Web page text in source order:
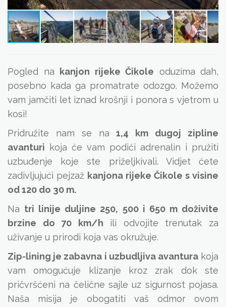
Pogled na kanjon rijeke Čikole oduzima dah,
posebno kada ga promatrate odozgo. Možemo
vam jamčiti let iznad krošnji i ponora s vjetrom u
kosi!
Pridružite nam se na1,4 km dugoj zipline
avanturi koja će vam podići adrenalin i pružiti
uzbuđenje koje ste priželjkivali. Vidjet ćete
zadivljujući pejzaž kanjona rijeke Čikole s visine
od 120 do 30 m.
Na tri linije duljine 250, 500 i 650 m doživite
brzine do 70 km/h ili odvojite trenutak za
uživanje u prirodi koja vas okružuje.
Zip-lining je zabavna i uzbudljiva avanturakoja
vam omogućuje klizanje kroz zrak dok ste
pričvršćeni na čelične sajle uz sigurnost pojasa.
Naša misija je obogatiti vaš odmor ovom